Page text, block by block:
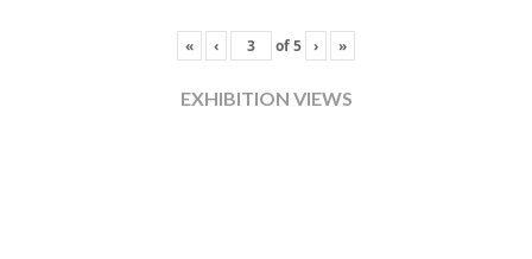
« ‹ of5 › »
EXHIBITION VIEWS